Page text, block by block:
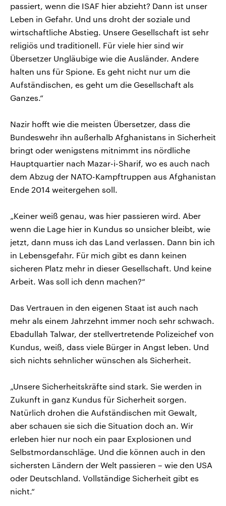
passiert, wenn die ISAF hier abzieht? Dann ist unser
Leben in Gefahr. Und uns droht der soziale und
wirtschaftliche Abstieg. Unsere Gesellschaft ist sehr
religiös und traditionell. Für viele hier sind wir
Übersetzer Ungläubige wie die Ausländer. Andere
halten uns für Spione. Es geht nicht nur um die
Aufständischen, es geht um die Gesellschaft als
Ganzes.“
Nazir hofft wie die meisten Übersetzer, dass die
Bundeswehr ihn außerhalb Afghanistans in Sicherheit
bringt oder wenigstens mitnimmt ins nördliche
Hauptquartier nach Mazar-i-Sharif, wo es auch nach
dem Abzug der NATO-Kampftruppen aus Afghanistan
Ende 2014 weitergehen soll.
„Keiner weiß genau, was hier passieren wird. Aber
wenn die Lage hier in Kundus so unsicher bleibt, wie
jetzt, dann muss ich das Land verlassen. Dann bin ich
in Lebensgefahr. Für mich gibt es dann keinen
sicheren Platz mehr in dieser Gesellschaft. Und keine
Arbeit. Was soll ich denn machen?“
Das Vertrauen in den eigenen Staat ist auch nach
mehr als einem Jahrzehnt immer noch sehr schwach.
Ebadullah Talwar, der stellvertretende Polizeichef von
Kundus, weiß, dass viele Bürger in Angst leben. Und
sich nichts sehnlicher wünschen als Sicherheit.
„Unsere Sicherheitskräfte sind stark. Sie werden in
Zukunft in ganz Kundus für Sicherheit sorgen.
Natürlich drohen die Aufständischen mit Gewalt,
aber schauen sie sich die Situation doch an. Wir
erleben hier nur noch ein paar Explosionen und
Selbstmordanschläge. Und die können auch in den
sichersten Ländern der Welt passieren – wie den USA
oder Deutschland. Vollständige Sicherheit gibt es
nicht.“